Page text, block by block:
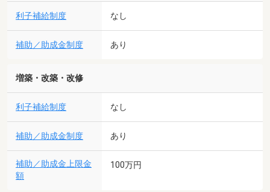
利子補給制度 なし
補助／助成金制度 あり
増築・改築・改修
利子補給制度 なし
補助／助成金制度 あり
補助／助成金上限金
額
100万円